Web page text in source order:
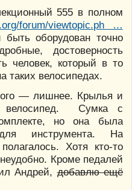
555 в полном
forum/viewtopic.ph …
оборудован точно
достоверность
человек, который в то
таких велосипедах.
— лишнее. Крылья и
Сумка с
но она была
инструмента. На
Хотя кто-то
Кроме педалей
Андрей,добавлю ещё